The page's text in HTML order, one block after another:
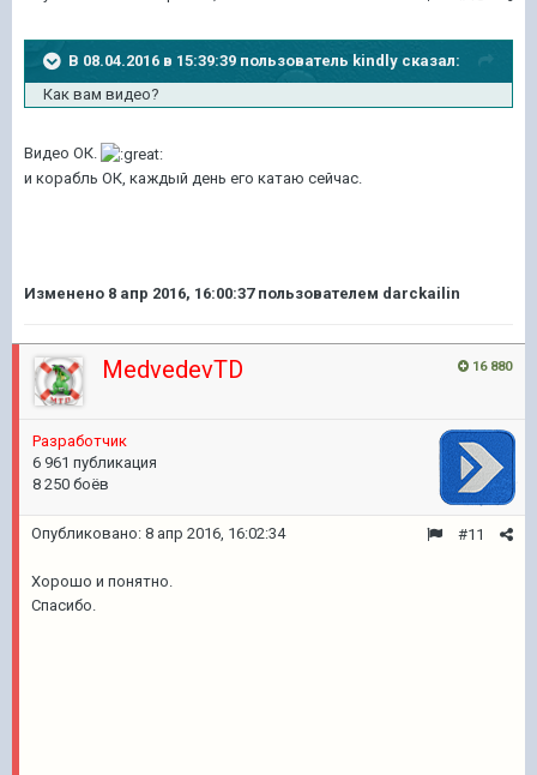
В 08.04.2016 в 15:39:39 пользователь kindly сказал:
Как вам видео?
Видео ОК.
и корабль ОК, каждый день его катаю сейчас.
Изменено 8 апр 2016, 16:00:37пользователем darckailin
16 880
MedvedevTD
Разработчик
6 961 публикация
8 250 боёв
#11
Опубликовано: 8 апр 2016, 16:02:34
Хорошо и понятно.
Спасибо.